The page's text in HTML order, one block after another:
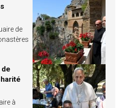
de
de
à